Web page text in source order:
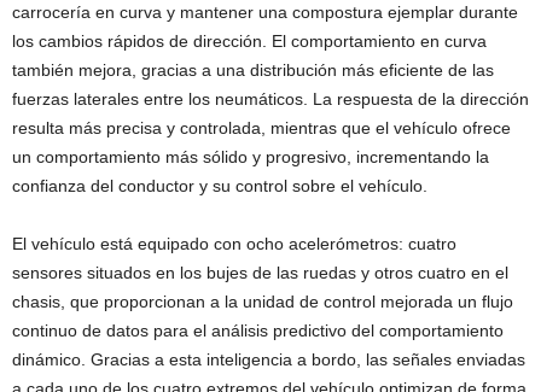
carrocería en curva y mantener una compostura ejemplar durante
los cambios rápidos de dirección. El comportamiento en curva
también mejora, gracias a una distribución más eficiente de las
fuerzas laterales entre los neumáticos. La respuesta de la dirección
resulta más precisa y controlada, mientras que el vehículo ofrece
un comportamiento más sólido y progresivo, incrementando la
confianza del conductor y su control sobre el vehículo.
El vehículo está equipado con ocho acelerómetros: cuatro
sensores situados en los bujes de las ruedas y otros cuatro en el
chasis, que proporcionan a la unidad de control mejorada un flujo
continuo de datos para el análisis predictivo del comportamiento
dinámico. Gracias a esta inteligencia a bordo, las señales enviadas